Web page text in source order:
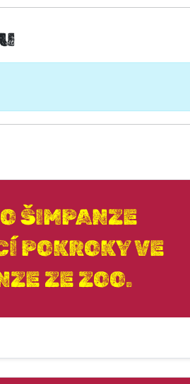
ŠIMPANZE
POKROKY VE
ZE ZOO.